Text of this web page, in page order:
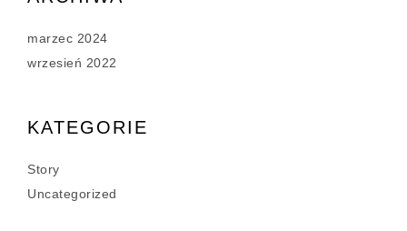
marzec 2024
wrzesień 2022
KATEGORIE
Story
Uncategorized